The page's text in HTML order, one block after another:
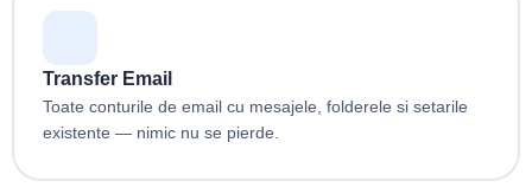
Transfer Email
Toate conturile de email cu mesajele, folderele si setarile
existente — nimic nu se pierde.